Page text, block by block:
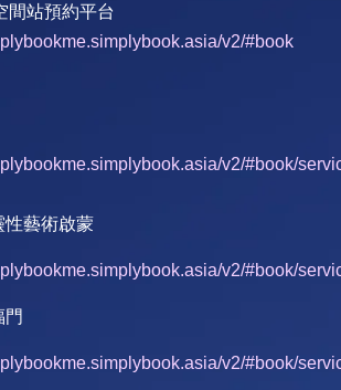
間站預約平台
v2/#book
v2/#book/
性藝術啟蒙
v2/#book/
門
v2/#book/